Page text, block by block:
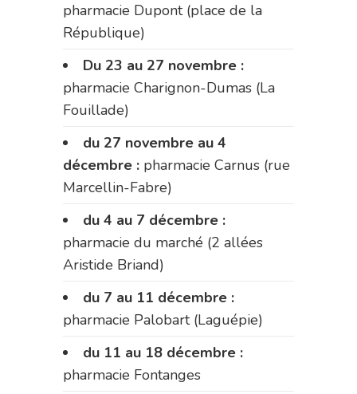
pharmacie Dupont (place de la
République)
Du 23 au 27 novembre :
pharmacie Charignon-Dumas (La
Fouillade)
du 27 novembre au 4
décembre : pharmacie Carnus (rue
Marcellin-Fabre)
du 4 au 7 décembre :
pharmacie du marché (2 allées
Aristide Briand)
du 7 au 11 décembre :
pharmacie Palobart (Laguépie)
du 11 au 18 décembre :
pharmacie Fontanges